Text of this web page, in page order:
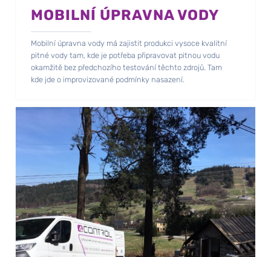
MOBILNÍ ÚPRAVNA VODY
Mobilní úpravna vody má zajistit produkci vysoce kvalitní
pitné vody tam, kde je potřeba připravovat pitnou vodu
okamžitě bez předchozího testování těchto zdrojů. Tam
kde jde o improvizované podmínky nasazení.